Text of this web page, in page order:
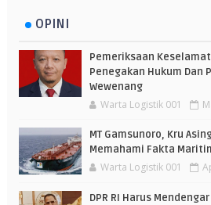
OPINI
Pemeriksaan
Penegakan Hukum Dan
Wewenang
Warta Logistik 001
MT Gamsunoro, Kru
Memahami Fakta
Warta Logistik 001
DPR RI Harus